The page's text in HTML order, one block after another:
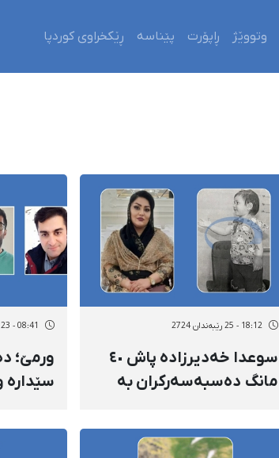
وتووێژ ڕاپۆرت پێناسە ڕێکخراوی کوردپا
18:12 - 25 رێبەندان 2724
سوعدا خەدیرزادە پاش ٤٠
مانگ دەسبەسەرکران بە
لەگەڵ منداڵەکەی
مورەخەسیی پێ درا
08:41 - 23 رێبەندان 2724
ورمێ؛
سێدارە